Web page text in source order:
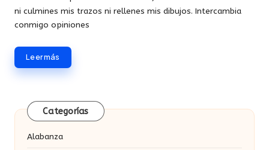
ni culmines mis trazos ni rellenes mis dibujos. Intercambia
conmigo opiniones
Leer más
Categorías
Alabanza